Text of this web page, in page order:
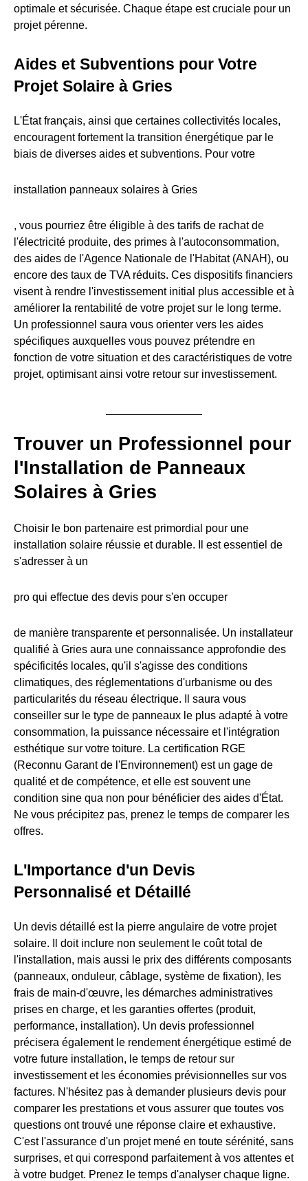
optimale et sécurisée. Chaque étape est cruciale pour un
projet pérenne.
Aides et Subventions pour Votre
Projet Solaire à Gries
L'État français, ainsi que certaines collectivités locales,
encouragent fortement la transition énergétique par le
biais de diverses aides et subventions. Pour votre
installation panneaux solaires à Gries
, vous pourriez être éligible à des tarifs de rachat de
l'électricité produite, des primes à l'autoconsommation,
des aides de l'Agence Nationale de l'Habitat (ANAH), ou
encore des taux de TVA réduits. Ces dispositifs financiers
visent à rendre l'investissement initial plus accessible et à
améliorer la rentabilité de votre projet sur le long terme.
Un professionnel saura vous orienter vers les aides
spécifiques auxquelles vous pouvez prétendre en
fonction de votre situation et des caractéristiques de votre
projet, optimisant ainsi votre retour sur investissement.
Trouver un Professionnel pour
l'Installation de Panneaux
Solaires à Gries
Choisir le bon partenaire est primordial pour une
installation solaire réussie et durable. Il est essentiel de
s'adresser à un
pro qui effectue des devis pour s'en occuper
de manière transparente et personnalisée. Un installateur
qualifié à Gries aura une connaissance approfondie des
spécificités locales, qu'il s'agisse des conditions
climatiques, des réglementations d'urbanisme ou des
particularités du réseau électrique. Il saura vous
conseiller sur le type de panneaux le plus adapté à votre
consommation, la puissance nécessaire et l'intégration
esthétique sur votre toiture. La certification RGE
(Reconnu Garant de l'Environnement) est un gage de
qualité et de compétence, et elle est souvent une
condition sine qua non pour bénéficier des aides d'État.
Ne vous précipitez pas, prenez le temps de comparer les
offres.
L'Importance d'un Devis
Personnalisé et Détaillé
Un devis détaillé est la pierre angulaire de votre projet
solaire. Il doit inclure non seulement le coût total de
l'installation, mais aussi le prix des différents composants
(panneaux, onduleur, câblage, système de fixation), les
frais de main-d'œuvre, les démarches administratives
prises en charge, et les garanties offertes (produit,
performance, installation). Un devis professionnel
précisera également le rendement énergétique estimé de
votre future installation, le temps de retour sur
investissement et les économies prévisionnelles sur vos
factures. N'hésitez pas à demander plusieurs devis pour
comparer les prestations et vous assurer que toutes vos
questions ont trouvé une réponse claire et exhaustive.
C'est l'assurance d'un projet mené en toute sérénité, sans
surprises, et qui correspond parfaitement à vos attentes et
à votre budget. Prenez le temps d'analyser chaque ligne.